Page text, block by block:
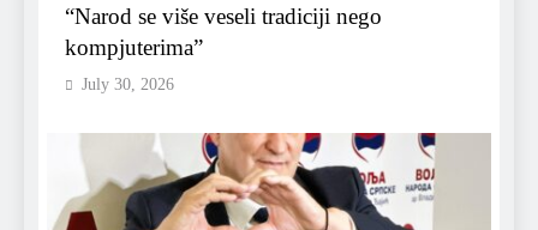
“Narod se više veseli tradiciji nego
kompjuterima”
July 30, 2026